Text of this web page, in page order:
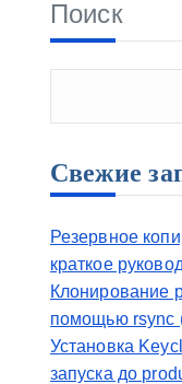
Поиск
Свежие
Резервное
краткое
Клонирование
помощью rsync
Установка
запуска до